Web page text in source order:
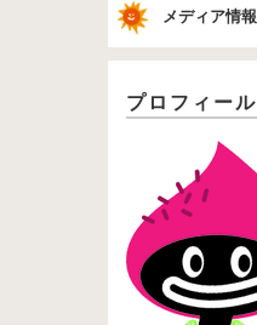
メディア情報
プロフィール